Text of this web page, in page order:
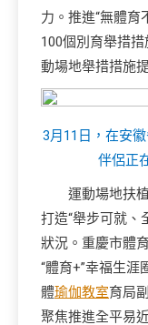
力。推進“無體育
100個別育舉措
動場地舉措措施
3月11日，在安
伴侶正
運動場地扶
打造“舉步可就、
狀況。重慶市體
“體育+”幸福生涯
體瑜伽教室育局
聚焦推進全平易